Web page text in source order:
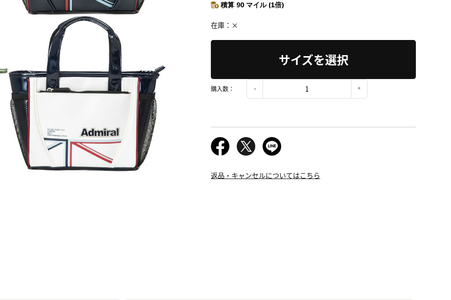
積算 90 マイル (1倍)
在庫 ×
サイズを選択
購入数：
返品・キャンセルについてはこちら